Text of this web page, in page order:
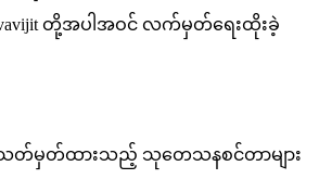
တို့အပါအဝင် လက်မှတ်ရေးထိုးခဲ့
တ်မှတ်ထားသည့် သုတေသနစင်တာများ